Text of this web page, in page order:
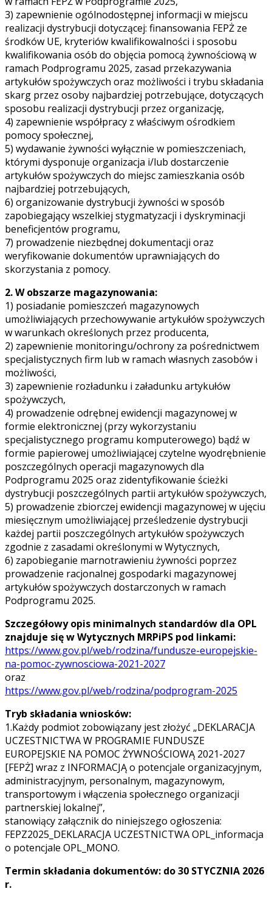
3) zapewnienie ogólnodostępnej informacji w miejscu
realizacji dystrybucji dotyczącej: finansowania FEPŻ ze
środków UE, kryteriów kwalifikowalności i sposobu
kwalifikowania osób do objęcia pomocą żywnościową w
ramach Podprogramu 2025, zasad przekazywania
artykułów spożywczych oraz możliwości i trybu składania
skarg przez osoby najbardziej potrzebujące, dotyczących
sposobu realizacji dystrybucji przez organizację,
4) zapewnienie współpracy z właściwym ośrodkiem
pomocy społecznej,
5) wydawanie żywności wyłącznie w pomieszczeniach,
którymi dysponuje organizacja i/lub dostarczenie
artykułów spożywczych do miejsc zamieszkania osób
najbardziej potrzebujących,
6) organizowanie dystrybucji żywności w sposób
zapobiegający wszelkiej stygmatyzacji i dyskryminacji
beneficjentów programu,
7) prowadzenie niezbędnej dokumentacji oraz
weryfikowanie dokumentów uprawniających do
skorzystania z pomocy.
2. W obszarze magazynowania:
1) posiadanie pomieszczeń magazynowych
umożliwiających przechowywanie artykułów spożywczych
w warunkach określonych przez producenta,
2) zapewnienie monitoringu/ochrony za pośrednictwem
specjalistycznych firm lub w ramach własnych zasobów i
możliwości,
3) zapewnienie rozładunku i załadunku artykułów
spożywczych,
4) prowadzenie odrębnej ewidencji magazynowej w
formie elektronicznej (przy wykorzystaniu
specjalistycznego programu komputerowego) bądź w
formie papierowej umożliwiającej czytelne wyodrębnienie
poszczególnych operacji magazynowych dla
Podprogramu 2025 oraz zidentyfikowanie ścieżki
dystrybucji poszczególnych partii artykułów spożywczych,
5) prowadzenie zbiorczej ewidencji magazynowej w ujęciu
miesięcznym umożliwiającej prześledzenie dystrybucji
każdej partii poszczególnych artykułów spożywczych
zgodnie z zasadami określonymi w Wytycznych,
6) zapobieganie marnotrawieniu żywności poprzez
prowadzenie racjonalnej gospodarki magazynowej
artykułów spożywczych dostarczonych w ramach
Podprogramu 2025.
Szczegółowy opis minimalnych standardów dla OPL
znajduje się w Wytycznych MRPiPS pod linkami:
https://www.gov.pl/web/rodzina/fundusze-europejskie-
na-pomoc-zywnosciowa-2021-2027
oraz
https://www.gov.pl/web/rodzina/podprogram-2025
Tryb składania wniosków:
1.Każdy podmiot zobowiązany jest złożyć „DEKLARACJA
UCZESTNICTWA W PROGRAMIE FUNDUSZE
EUROPEJSKIE NA POMOC ŻYWNOŚCIOWĄ 2021-2027
[FEPŻ] wraz z INFORMACJĄ o potencjale organizacyjnym,
administracyjnym, personalnym, magazynowym,
transportowym i włączenia społecznego organizacji
partnerskiej lokalnej”,
stanowiący załącznik do niniejszego ogłoszenia:
FEPZ2025_DEKLARACJA UCZESTNICTWA OPL_informacja
o potencjale OPL_MONO.
Termin składania dokumentów: do 30 STYCZNIA 2026
r.